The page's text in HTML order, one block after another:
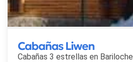
Cabañas Liwen
Cabañas 3 estrellas en Bariloche